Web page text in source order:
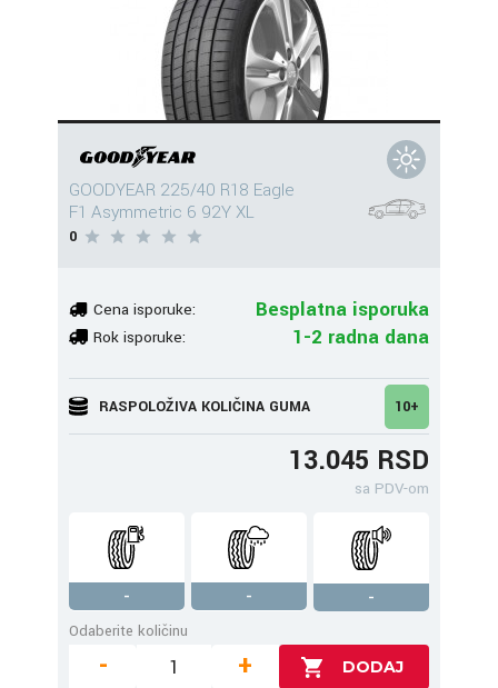
GOODYEAR 225/40 R18 Eagle
F1 Asymmetric 6 92Y XL
0
Cena isporuke: Besplatna isporuka
Rok isporuke: 1-2 radna dana
RASPOLOŽIVA KOLIČINA GUMA 10+
13.045 RSD
sa PDV-om
- -
-
Odaberite količinu
- +